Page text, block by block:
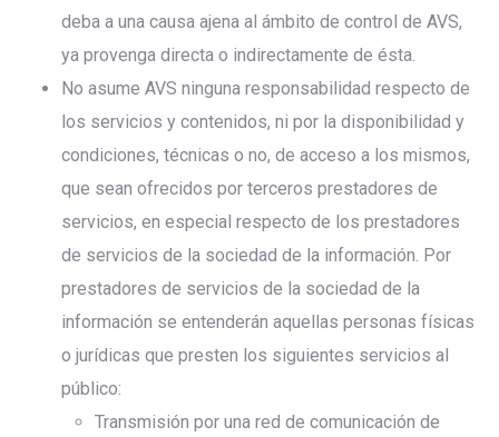
deba a una causa ajena al ámbito de control de AVS,
ya provenga directa o indirectamente de ésta.
No asume AVS ninguna responsabilidad respecto de
los servicios y contenidos, ni por la disponibilidad y
condiciones, técnicas o no, de acceso a los mismos,
que sean ofrecidos por terceros prestadores de
servicios, en especial respecto de los prestadores
de servicios de la sociedad de la información. Por
prestadores de servicios de la sociedad de la
información se entenderán aquellas personas físicas
o jurídicas que presten los siguientes servicios al
público:
Transmisión por una red de comunicación de